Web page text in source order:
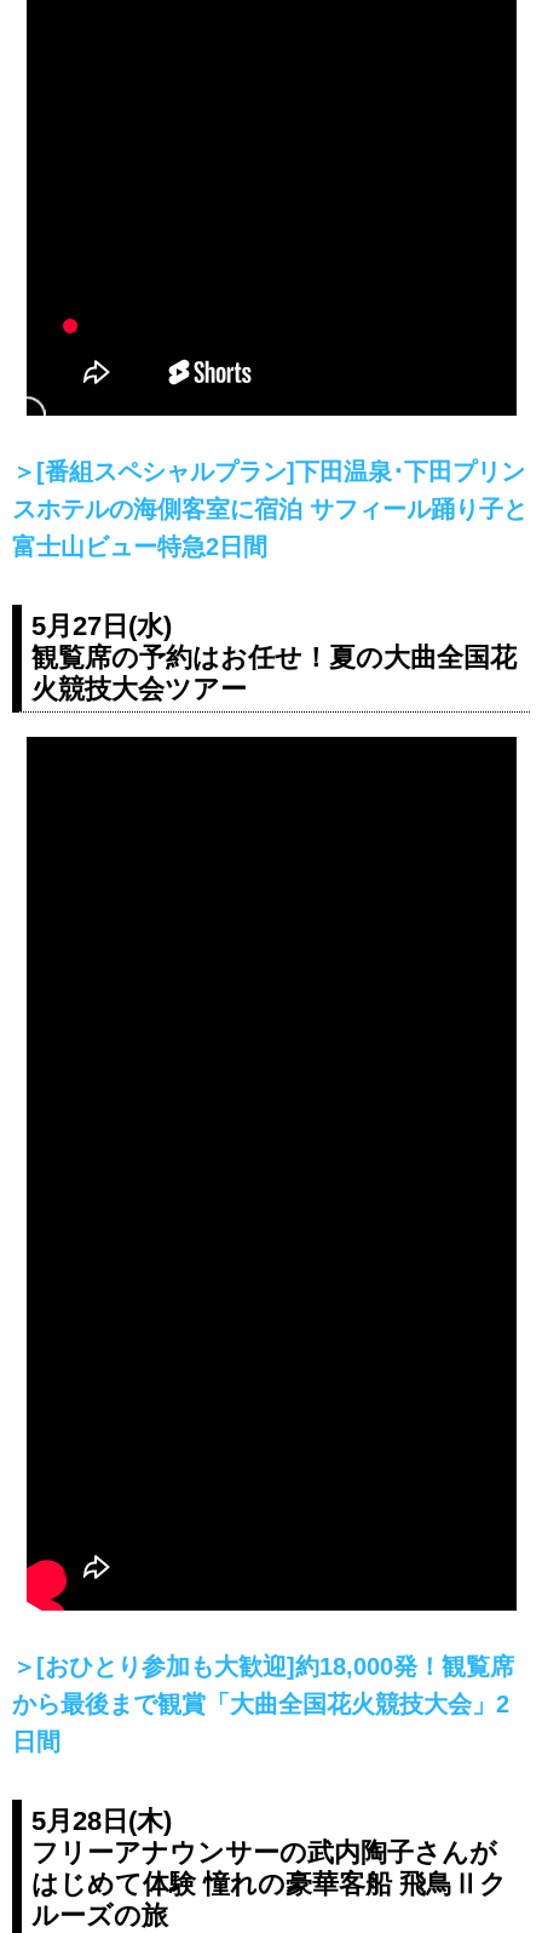
＞[番組スペシャルプラン]下田温泉･下田プリン
スホテルの海側客室に宿泊 サフィール踊り子と
富士山ビュー特急2日間
5月27日(水)
観覧席の予約はお任せ！夏の大曲全国花
火競技大会ツアー
＞[おひとり参加も大歓迎]約18,000発！観覧席
から最後まで観賞「大曲全国花火競技大会」2
日間
5月28日(木)
フリーアナウンサーの武内陶子さんが
はじめて体験 憧れの豪華客船 飛鳥Ⅱク
ルーズの旅